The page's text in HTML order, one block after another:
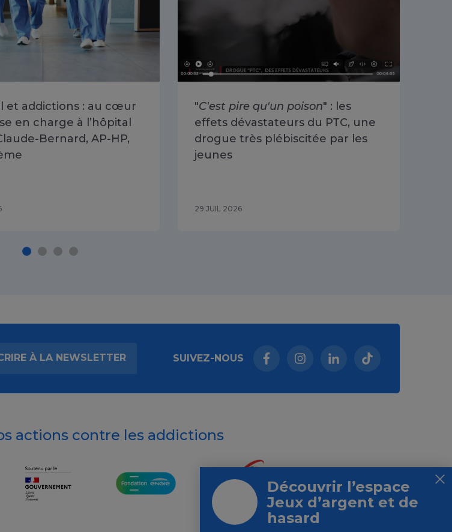
et addictions : au cœur
en charge à l’hôpital
Bernard, AP-HP,
"C'est pire qu'un poison" : les
effets dévastateurs du PTC, une
drogue très plébiscitée par les
jeunes
29 JUIL 2026
Découvrir l’espace
Jeux d’argent et de
hasard
À LA NEWSLETTER SUIVEZ-NOUS
Facebook (nouvelle fenêtre)
Instagram (nouvelle fenêtre)
Linkedin (nouvelle
Tiktok (nouvelle
actions contre les addictions